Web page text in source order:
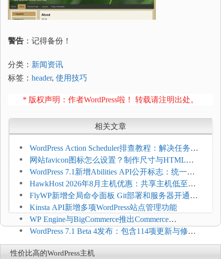
警告 ：记得备份！
分类： 新闻资讯
标签： header, 使用技巧
* 版权声明：作者WordPress啦！ 转载请注明出处。
相关文章
WordPress Action Scheduler排查教程：解决任务积
压和订单延迟
网站favicon图标怎么设置？制作尺寸与HTML添
加方法
WordPress 7.1新增Abilities API公开标志：统一支
持REST API、MCP与AI代理
HawkHost 2026年8月主机优惠：共享主机低至
$2.61/月，高性能主机同步折扣
FlyWP新增全局命令面板 Git部署和服务器开通更
方便
Kinsta API新增多项WordPress站点管理功能
WP Engine与BigCommerce推出Commerce
Connect：WordPress商店可保留前台体验并扩展电
商能力
WordPress 7.1 Beta 4发布：包含114项更新与修
复，仅建议在测试环境体验
性价比高的WordPress主机